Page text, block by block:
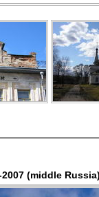
(middle